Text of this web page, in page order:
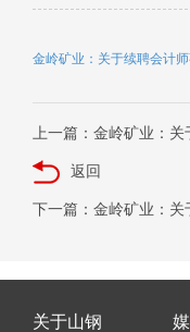
金岭矿业：关于续聘会计
上一篇：金岭矿业：
返回
下一篇：金岭矿业：
关于山钢